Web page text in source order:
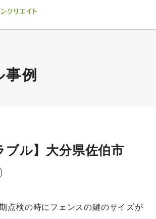
事例
ブル】大分県佐伯市
点検の時にフェンスの鍵のサイズが